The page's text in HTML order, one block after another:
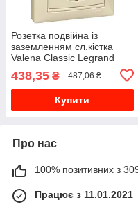
Розетка подвійна із
заземленням сл.кістка
Valena Classic Legrand
438,35 ₴ 487,06 ₴
Купити
Про нас
100% позитивних з 309
Працює з 11.01.2021